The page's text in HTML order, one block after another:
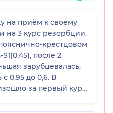
на приём к своему
на 3 курс резорбции.
крестцовом
зарубцевалась,
0,95 до 0,6. В
за первый курс.
грыжей L4-L-5(0,6)